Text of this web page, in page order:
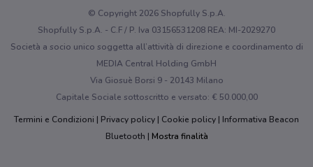
© Copyright 2026 Shopfully S.p.A.
Shopfully S.p.A. - C.F / P. Iva 03156531208 REA: MI-2029270
Società a socio unico soggetta all’attività di direzione e coordinamento di
MEDIA Central Holding GmbH
Via Giosuè Borsi 9 - 20143 Milano
Capitale Sociale sottoscritto e versato: € 50.000,00
Termini e Condizioni
Privacy policy Cookie policy
Informativa Beacon
Bluetooth
Mostra finalità